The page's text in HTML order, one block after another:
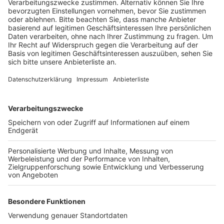
Anzeige
Die gesamte Produktion wird dabei an die
gehört etwa eine Maskenpflicht für die Beschäftigten
eingehalten wird. Und alle Personen, die auf die
einzelnen Firmengelände wollen, müssen sich vorher
auf Fieber testen lassen. Zunächst sollen Fahrzeuge
produziert werden, für die es bereits
Kundenbestellungen gibt. Innerhalb der kommenden
Monate soll die Produktion dann schrittweise wieder
auf das normale Niveau hochgefahren werden.
Anzeige